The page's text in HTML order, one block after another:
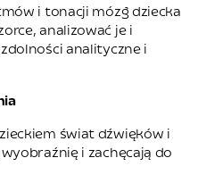
i tonacji mózg dziecka
analizować je i
analityczne i
świat dźwięków i
i zachęcają do